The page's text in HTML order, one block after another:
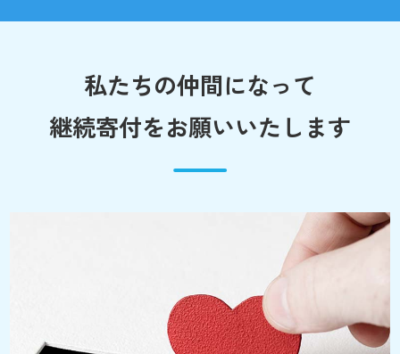
私たちの仲間になって
継続寄付をお願いいたします